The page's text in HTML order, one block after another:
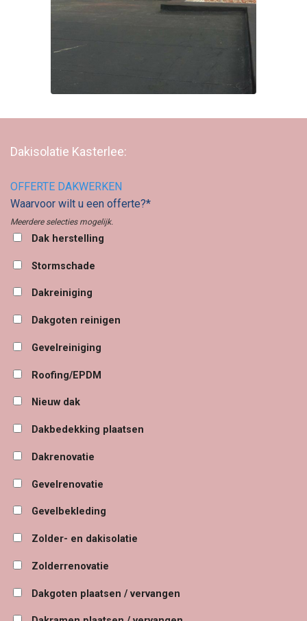
Dakisolatie Kasterlee:
OFFERTE DAKWERKEN
Waarvoor wilt u een offerte?*
Meerdere selecties mogelijk.
Dak herstelling
Stormschade
Dakreiniging
Dakgoten reinigen
Gevelreiniging
Roofing/EPDM
Nieuw dak
Dakbedekking plaatsen
Dakrenovatie
Gevelrenovatie
Gevelbekleding
Zolder- en dakisolatie
Zolderrenovatie
Dakgoten plaatsen / vervangen